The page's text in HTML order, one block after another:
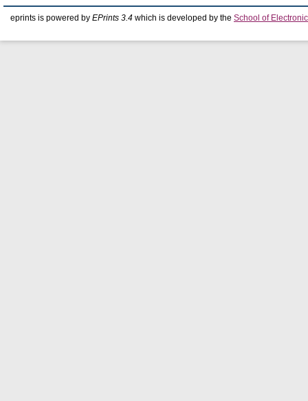
eprints is powered by EPrints 3.4 which is developed by the School of